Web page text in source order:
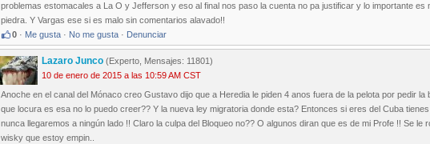
problemas estomacales a La O y Jefferson y eso al final nos paso la cuenta no pa justificar y lo importante es
piedra. Y Vargas ese si es malo sin comentarios alavado!!
0 · Me gusta · No me gusta · Denunciar
Lazaro Junco (Experto, Mensajes: 11801)
10 de enero de 2015 a las 10:59 AM CST
Anoche en el canal del Mónaco creo Gustavo dijo que a Heredia le piden 4 anos fuera de la pelota por pedir
que locura es esa no lo puedo creer?? Y la nueva ley migratoria donde esta? Entonces si eres del Cuba
nunca llegaremos a ningún lado !! Claro la culpa del Bloqueo no?? O algunos diran que es de mi Profe !! Se le
wisky que estoy empin..